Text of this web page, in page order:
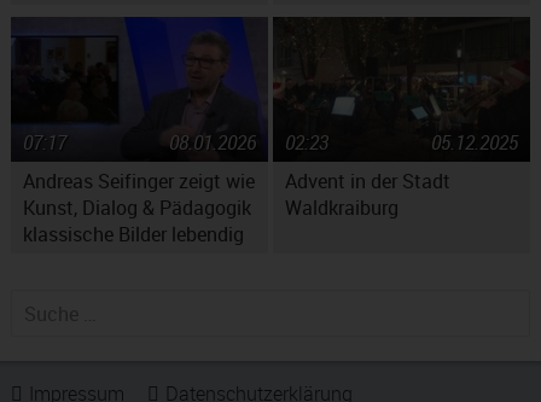
machen
Andreas Seifinger zeigt wie
Kunst, Dialog & Pädagogik
klassische Bilder lebendig
08.01.2026
07:17
Advent in der Stadt
Waldkraiburg
05.12.2025
02:23
Impressum Datenschutzerklärung